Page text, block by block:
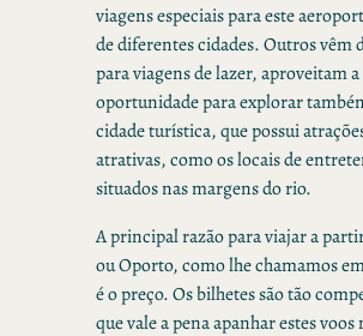
viagens especiais para este
de diferentes cidades. Outros vêm
para viagens de lazer, aproveitam a
oportunidade para explorar
cidade turística, que possui
atrativas, como os locais de
situados nas margens do rio.
A principal razão para viajar a
ou Oporto, como lhe chamamos
é o preço. Os bilhetes são tão
que vale a pena apanhar estes voos